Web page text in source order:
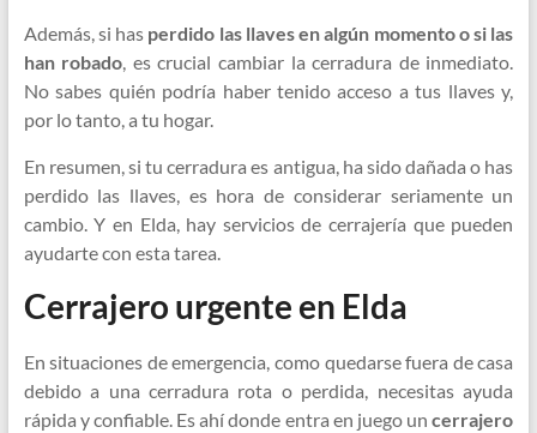
Además, si has perdido las llaves en algún momento o si las
han robado, es crucial cambiar la cerradura de inmediato.
No sabes quién podría haber tenido acceso a tus llaves y,
por lo tanto, a tu hogar.
En resumen, si tu cerradura es antigua, ha sido dañada o has
perdido las llaves, es hora de considerar seriamente un
cambio. Y en Elda, hay servicios de cerrajería que pueden
ayudarte con esta tarea.
Cerrajero urgente en Elda
En situaciones de emergencia, como quedarse fuera de casa
debido a una cerradura rota o perdida, necesitas ayuda
rápida y confiable. Es ahí donde entra en juego uncerrajero